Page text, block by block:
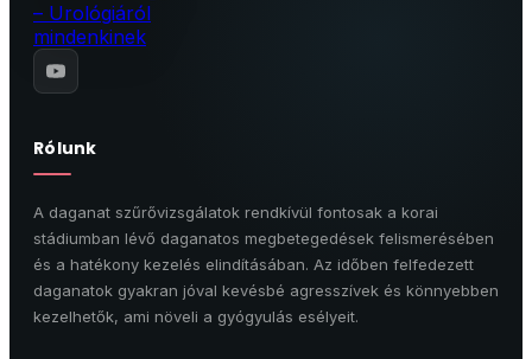
Rólunk
A daganat szűrővizsgálatok rendkívül fontosak a korai
stádiumban lévő daganatos megbetegedések felismerésében
és a hatékony kezelés elindításában. Az időben felfedezett
daganatok gyakran jóval kevésbé agresszívek és könnyebben
kezelhetők, ami növeli a gyógyulás esélyeit.